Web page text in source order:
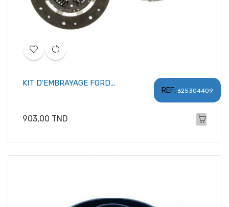
REF: 625304409
KIT D'EMBRAYAGE FORD...
Prix
903,00 TND